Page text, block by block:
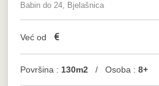
Babin do 24, Bjelašnica
Već od €
Površina : 130m2 / Osoba :8+